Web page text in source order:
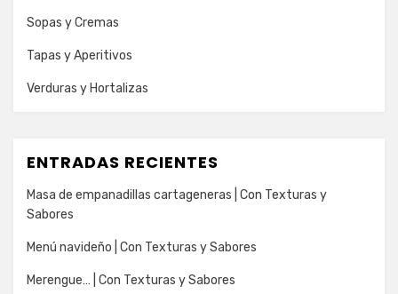
Sopas y Cremas
Tapas y Aperitivos
Verduras y Hortalizas
ENTRADAS RECIENTES
Masa de empanadillas cartageneras | Con Texturas y
Sabores
Menú navideño | Con Texturas y Sabores
Merengue… | Con Texturas y Sabores